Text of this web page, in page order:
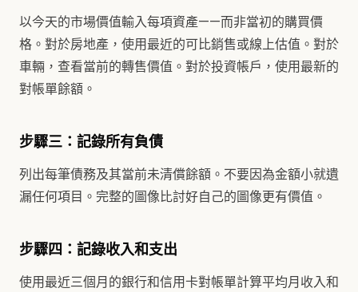
以今天的市場價值輸入每項資產——而非當初的購買價
格。對於房地產，使用最近的可比銷售或線上估值。對於
車輛，查看當前的轉售價值。對於投資帳戶，使用最新的
對帳單餘額。
步驟三：記錄所有負債
列出每筆債務及其當前未清償餘額。不要因為金額小就遺
漏任何項目。完整的圖像比討好自己的圖像更有價值。
步驟四：記錄收入和支出
使用最近三個月的銀行和信用卡對帳單計算平均月收入和